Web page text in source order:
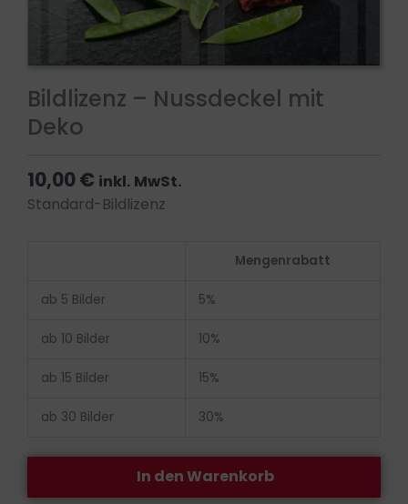
Bildlizenz – Nussdeckel mit
Deko
10,00€ inkl. MwSt.
Standard-Bildlizenz
Mengenrabatt
ab 5 Bilder 5%
ab 10 Bilder 10%
ab 15 Bilder 15%
ab 30 Bilder 30%
Nussdeckel
Deko
In den Warenkorb